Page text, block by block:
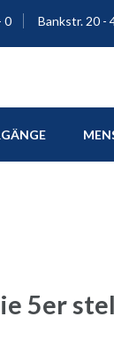
0 Bankstr. 20 -
5er